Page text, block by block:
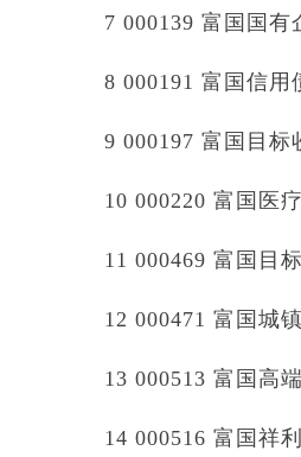
7 000139 富国国
8 000191 富国信用
9 000197 富国目标
10 000220 富国医
11 000469 富国目
12 000471 富国城
13 000513 富国高
14 000516 富国祥